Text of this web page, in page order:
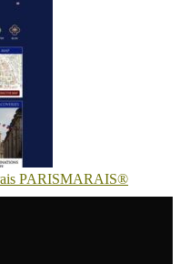
PARISMARAIS®